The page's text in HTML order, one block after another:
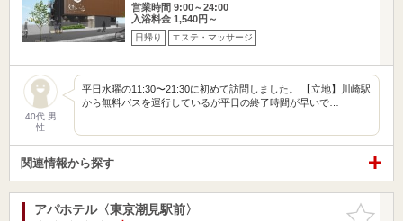
営業時間 9:00～24:00
入浴料金 1,540円～
日帰り エステ・マッサージ
40代 男
性
平日水曜の11:30〜21:30に初めて訪問しました。 【立地】川崎駅
から無料バスを運行しているが平日の終了時間が早いで…
関連情報から探す
お気に入
アパホテル〈東京潮見駅前〉